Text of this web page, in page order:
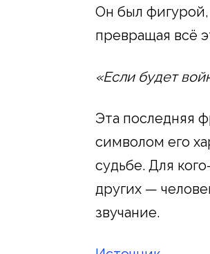
Он был фигурой,
превращая всё
«Если будет
Эта последняя
символом его
судьбе. Для
других —
звучание.